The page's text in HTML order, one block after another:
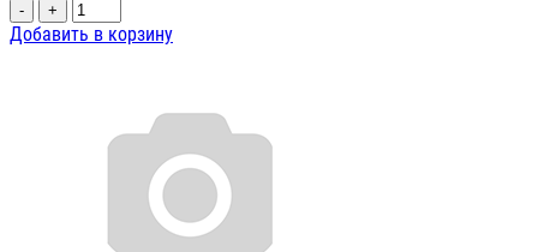
- +
Добавить в корзину